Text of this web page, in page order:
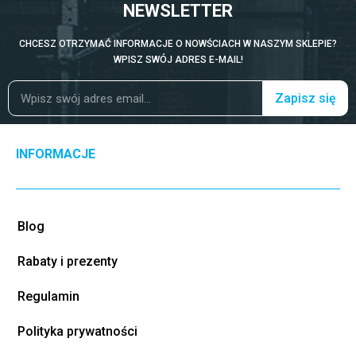
NEWSLETTER
CHCESZ OTRZYMAĆ INFORMACJE O NOWŚCIACH W NASZYM SKLEPIE?
WPISZ SWÓJ ADRES E-MAIL!
Zapisz się
INFORMACJE
Blog
Rabaty i prezenty
Regulamin
Polityka prywatności